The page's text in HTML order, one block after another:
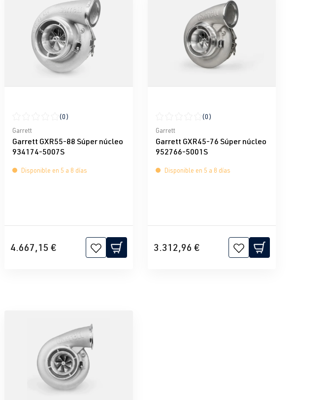
Calificación promedio de 0 de 5 estrellas
(0)
Garrett
Garrett GXR55-88 Súper núcleo
934174-5007S
Disponible en 5 a 8 días
4.667,15 €
Calificación promedio de 0 de 5 estrellas
(0)
Garrett
Garrett GXR45-76 Súper núcleo
952766-5001S
Disponible en 5 a 8 días
3.312,96 €